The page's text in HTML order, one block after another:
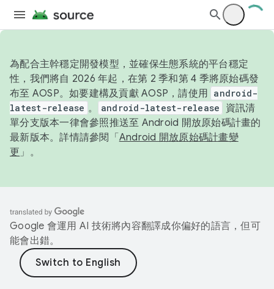
為配合主幹穩定開發模型，並確保生態系統的平台穩定
性，我們將自 2026 年起，在第 2 季和第 4 季將原始碼發
布至 AOSP。如要建構及貢獻 AOSP，請使用 android-
latest-release 。 android-latest-release
資訊清
單分支版本一律會參照推送至 Android 開放原始碼計畫的
最新版本。詳情請參閱「 Android 開放原始碼計畫變
更 」。
Google 會運用 AI 技術將內容翻譯成你偏好的語言，但可
能會出錯。